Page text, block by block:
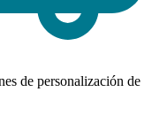
de personalización de